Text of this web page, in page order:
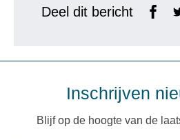
Deel dit bericht
Inschrijven
Blijf op de hoogte van de